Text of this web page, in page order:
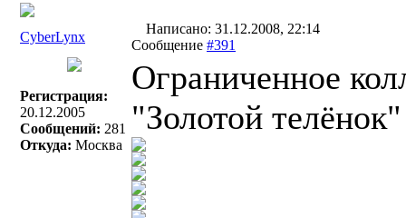
СyberLynx
Написано: 31.12.2008, 22:14
Сообщение #391
Регистрация:
20.12.2005
Сообщений: 281
Откуда: Москва
Ограниченное
"Золотой